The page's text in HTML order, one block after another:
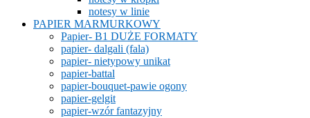
notesy w linie
PAPIER MARMURKOWY
Papier- B1 DUŻE FORMATY
papier- dalgali (fala)
papier- nietypowy unikat
papier-battal
papier-bouquet-pawie ogony
papier-gelgit
papier-wzór fantazyjny